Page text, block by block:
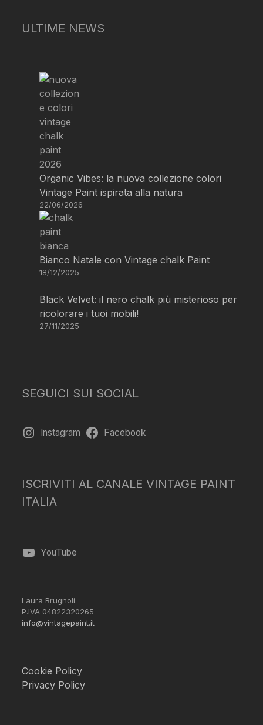
ULTIME NEWS
Organic Vibes: la nuova collezione colori
Vintage Paint ispirata alla natura
22/06/2026
Bianco Natale con Vintage chalk Paint
18/12/2025
Black Velvet: il nero chalk più misterioso per
ricolorare i tuoi mobili!
27/11/2025
SEGUICI SUI SOCIAL
Instagram Facebook
ISCRIVITI AL CANALE VINTAGE PAINT
ITALIA
YouTube
Laura Brugnoli
P.IVA 04822320265
info@vintagepaint.it
Cookie Policy
Privacy Policy